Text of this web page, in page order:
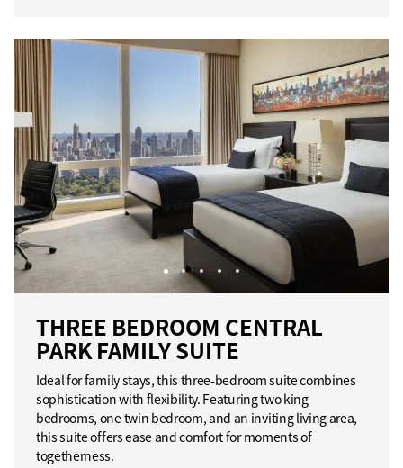
THREE BEDROOM CENTRAL
PARK FAMILY SUITE
Ideal for family stays, this three-bedroom suite combines
sophistication with flexibility. Featuring two king
bedrooms, one twin bedroom, and an inviting living area,
this suite offers ease and comfort for moments of
togetherness.